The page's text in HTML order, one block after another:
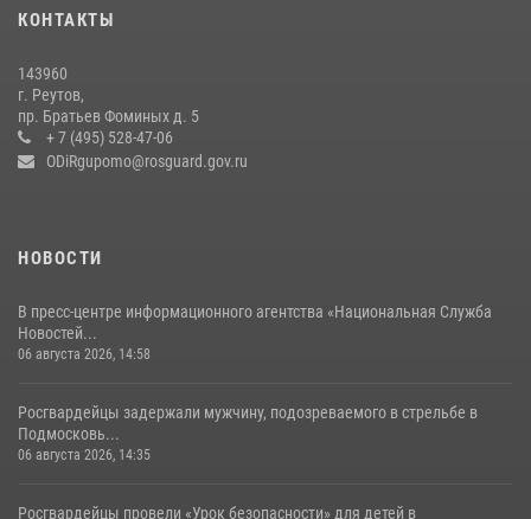
18 июля 2026, 07:03
сотрудников спецподразделений в преодолении полосы
препятствий со стрельбой
14 июля 2026, 15:13
КОНТАКТЫ
143960
г. Реутов,
пр. Братьев Фоминых д. 5
+ 7 (495) 528-47-06
ODiRgupomo@rosguard.gov.ru
НОВОСТИ
В пресс-центре информационного агентства «Национальная Служба
Новостей...
06 августа 2026, 14:58
Росгвардейцы задержали мужчину, подозреваемого в стрельбе в
Подмосковь...
06 августа 2026, 14:35
Росгвардейцы провели «Урок безопасности» для детей в